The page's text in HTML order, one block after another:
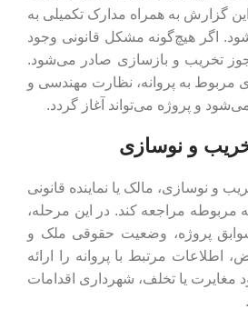
گزارش به همراه مدارک تکمیلی به
اگر هیچ‌گونه مشکل قانونی وجود
مجوز تخریب و بازسازی صادر می‌شود.
مربوط به پروانه، نظارت مهندسی و
و پروژه می‌تواند آغاز گردد.
و نوسازی
و نوسازی، مالک یا نماینده قانونی
مربوطه مراجعه کند. در این مرحله،
پروژه، وضعیت حقوقی ملک و
مرتبط با پروانه را ارائه
یا تخلف، شهرداری اقدامات